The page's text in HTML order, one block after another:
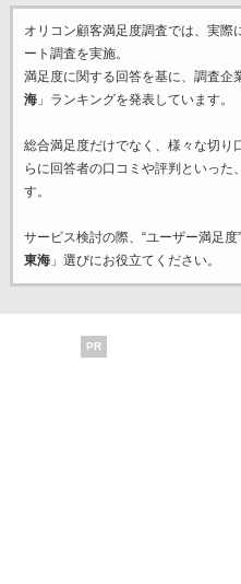
オリコン顧客満足度調査では、実際
ート調査を実施。
満足度に関する回答を基に、調査企
海」ランキングを発表しています。
総合満足度だけでなく、様々な切り
らに回答者の口コミや評判といった
す。
サービス検討の際、“ユーザー満足度
東海」選びにお役立てください。
PR